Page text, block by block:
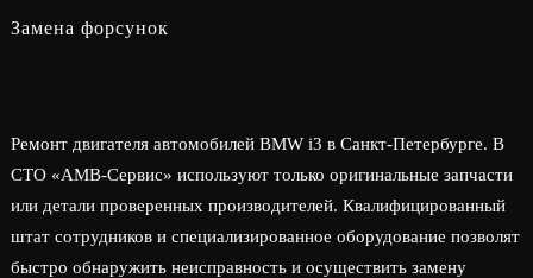
Замена форсунок
Ремонт двигателя автомобилей BMW i3 в Санкт-Петербурге. В
СТО «АМВ-Сервис» используют только оригинальные запчасти
или детали проверенных производителей. Квалифицированный
штат сотрудников и специализированное оборудование позволят
быстро обнаружить неисправность и осуществить замену